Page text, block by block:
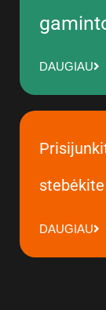
DAUGIAU
DAUGIAU